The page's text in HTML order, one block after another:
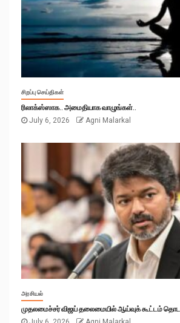
சிறப்பு செய்திகள்
ரிலாக்ஸ்ஸாக.. அமைதியாக வாழுங்கள்..
July 6, 2026
Agni Malarkal
அரசியல்
முதலமைச்சர் விஜய் தலைமையில் ஆய்வுக் கூட்டம்